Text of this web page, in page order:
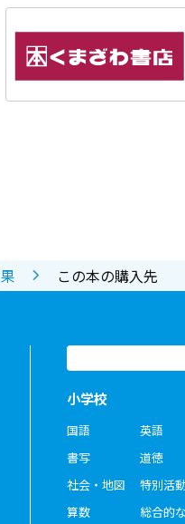
この本の購入先
小学校
国語
書写
社会・地図
算数
英語
道徳
特別活
総合的